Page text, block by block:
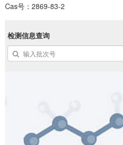
Cas号：2869-83-2
检测信息查询